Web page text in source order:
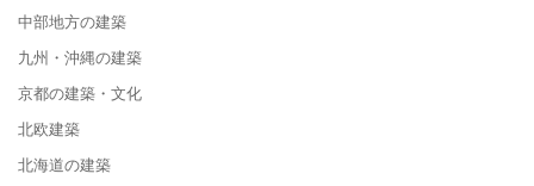
中部地方の建築
九州・沖縄の建築
京都の建築・文化
北欧建築
北海道の建築